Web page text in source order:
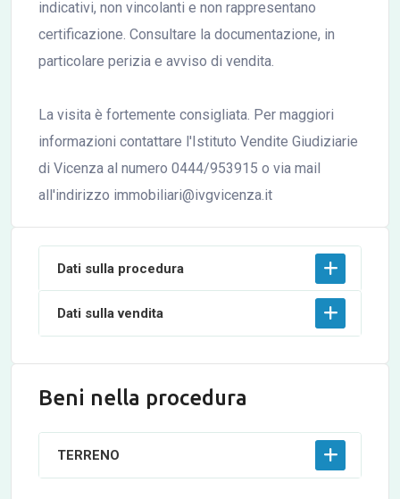
indicativi, non vincolanti e non rappresentano
certificazione. Consultare la documentazione, in
particolare perizia e avviso di vendita.
La visita è fortemente consigliata. Per maggiori
informazioni contattare l'Istituto Vendite Giudiziarie
di Vicenza al numero 0444/953915 o via mail
all'indirizzo immobiliari@ivgvicenza.it
Dati sulla procedura
Dati sulla vendita
Beni nella procedura
TERRENO